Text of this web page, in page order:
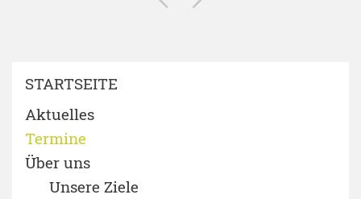
STARTSEITE
Aktuelles
Termine
Über uns
Unsere Ziele